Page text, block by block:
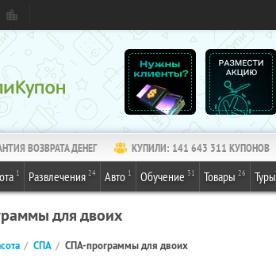
ВОЗВРАТА ДЕНЕГ КУПИЛИ: 141 643 311 КУПОНОВ
1 Развлечения 24 Авто 1 Обучение 31 Товары 26 Туры
для двоих
СПА СПА-программы для двоих